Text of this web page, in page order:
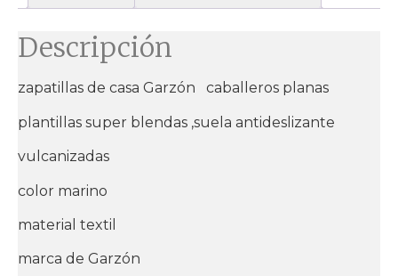
Descripción
zapatillas de casa Garzón caballeros planas
plantillas super blendas ,suela antideslizante
vulcanizadas
color marino
material textil
marca de Garzón